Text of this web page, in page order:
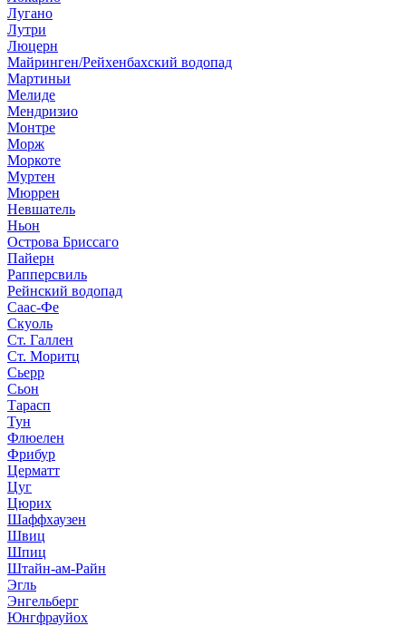
Лугано
Лутри
Люцерн
Майринген/Рейхенбахский водопад
Мартиньи
Мелиде
Мендризио
Монтре
Морж
Моркоте
Муртен
Мюррен
Невшатель
Ньон
Острова Бриссаго
Пайерн
Рапперсвиль
Рейнский водопад
Саас-Фе
Скуоль
Ст. Галлен
Ст. Моритц
Сьерр
Сьон
Тарасп
Тун
Флюелен
Фрибур
Церматт
Цуг
Цюрих
Шаффхаузен
Швиц
Шпиц
Штайн-ам-Райн
Эгль
Энгельберг
Юнгфрауйох